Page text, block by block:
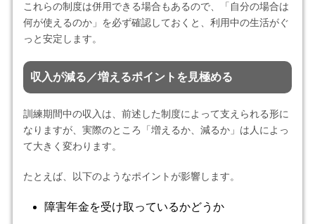
これらの制度は併用できる場合もあるので、「自分の場合は
何が使えるのか」を必ず確認しておくと、利用中の生活がぐ
っと安定します。
収入が減る／増えるポイントを見極める
訓練期間中の収入は、前述した制度によって支えられる形に
なりますが、実際のところ「増えるか、減るか」は人によっ
て大きく変わります。
たとえば、以下のようなポイントが影響します。
障害年金を受け取っているかどうか